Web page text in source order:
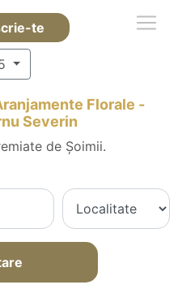
te
Florale -
Severin
de Șoimii.